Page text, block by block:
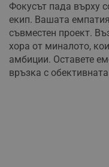
Фокусът пада върху
екип. Вашата
съвместен проект.
хора от миналото,
амбиции. Оставете
връзка с